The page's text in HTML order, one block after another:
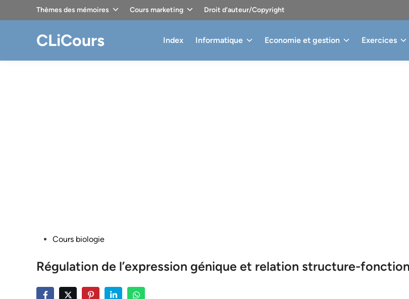
Thèmes des mémoires Cours marketing Droit d’auteur/Copyright
CLiCours Index Informatique Economie et gestion Exercices
PostedCours biologie
Régulation de l’expression génique et relation structure-fonction